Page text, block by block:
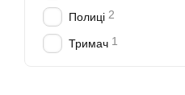
Полиці 2
Тримач 1